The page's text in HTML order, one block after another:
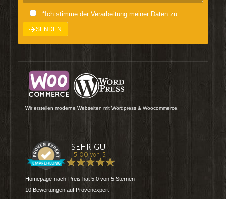
*Ich stimme der Verarbeitung meiner Daten zu.
Wir erstellen moderne Webseiten mit Wordpress & Woocommerce.
Homepage-nach-Preis hat 5.0 von 5 Sternen
10 Bewertungen auf Provenexpert